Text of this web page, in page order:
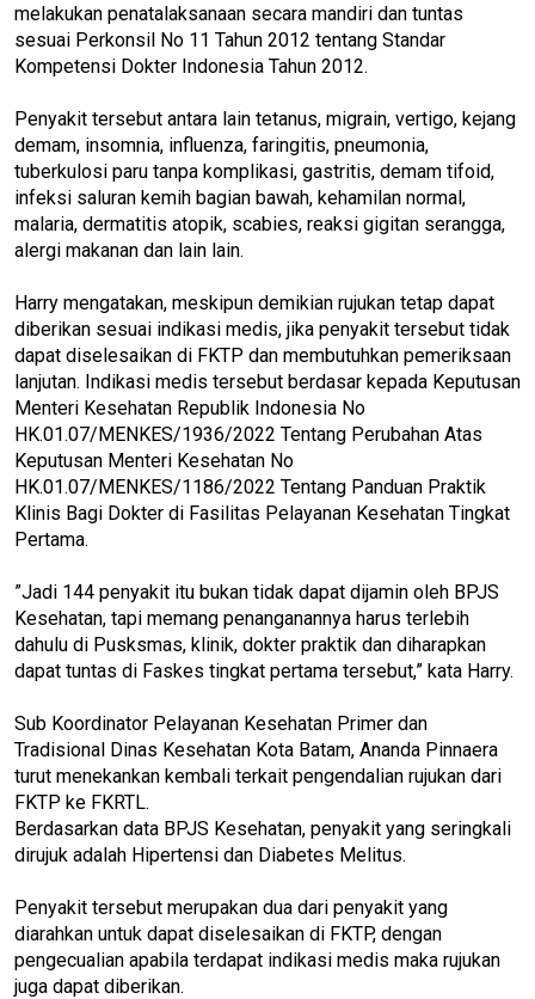
melakukan penatalaksanaan secara mandiri dan tuntas
sesuai Perkonsil No 11 Tahun 2012 tentang Standar
Kompetensi Dokter Indonesia Tahun 2012.
Penyakit tersebut antara lain tetanus, migrain, vertigo, kejang
demam, insomnia, influenza, faringitis, pneumonia,
tuberkulosi paru tanpa komplikasi, gastritis, demam tifoid,
infeksi saluran kemih bagian bawah, kehamilan normal,
malaria, dermatitis atopik, scabies, reaksi gigitan serangga,
alergi makanan dan lain lain.
Harry mengatakan, meskipun demikian rujukan tetap dapat
diberikan sesuai indikasi medis, jika penyakit tersebut tidak
dapat diselesaikan di FKTP dan membutuhkan pemeriksaan
lanjutan. Indikasi medis tersebut berdasar kepada Keputusan
Menteri Kesehatan Republik Indonesia No
HK.01.07/MENKES/1936/2022 Tentang Perubahan Atas
Keputusan Menteri Kesehatan No
HK.01.07/MENKES/1186/2022 Tentang Panduan Praktik
Klinis Bagi Dokter di Fasilitas Pelayanan Kesehatan Tingkat
Pertama.
”Jadi 144 penyakit itu bukan tidak dapat dijamin oleh BPJS
Kesehatan, tapi memang penanganannya harus terlebih
dahulu di Pusksmas, klinik, dokter praktik dan diharapkan
dapat tuntas di Faskes tingkat pertama tersebut,” kata Harry.
Sub Koordinator Pelayanan Kesehatan Primer dan
Tradisional Dinas Kesehatan Kota Batam, Ananda Pinnaera
turut menekankan kembali terkait pengendalian rujukan dari
FKTP ke FKRTL.
Berdasarkan data BPJS Kesehatan, penyakit yang seringkali
dirujuk adalah Hipertensi dan Diabetes Melitus.
Penyakit tersebut merupakan dua dari penyakit yang
diarahkan untuk dapat diselesaikan di FKTP, dengan
pengecualian apabila terdapat indikasi medis maka rujukan
juga dapat diberikan.